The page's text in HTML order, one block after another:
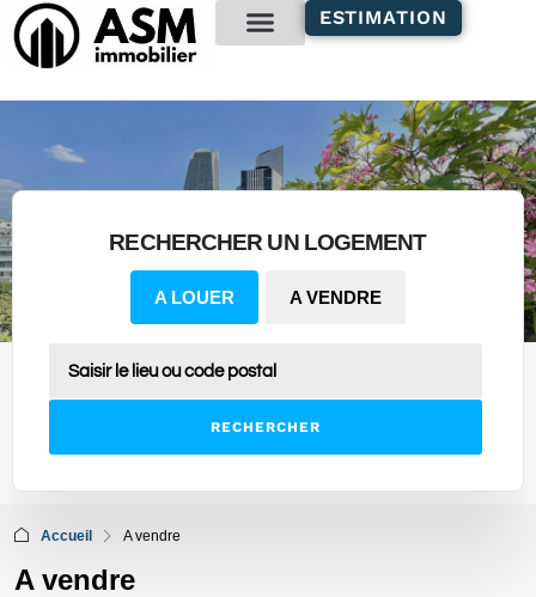
principal
ESTIMATION
RECHERCHER UN LOGEMENT
A LOUER A VENDRE
RECHERCHER
Accueil A vendre
A vendre